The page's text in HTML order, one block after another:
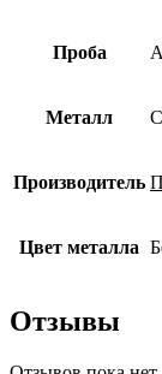
Проба
Металл
Производитель
Цвет металла
Отзывы